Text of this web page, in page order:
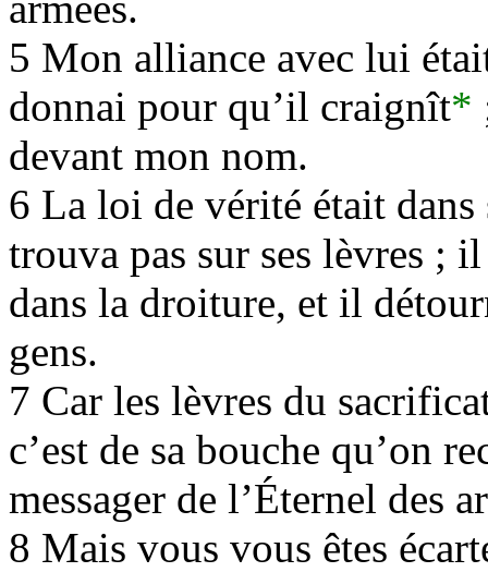
5 Mon alliance avec lui
donnai pour qu’il craignît*
devant mon nom.
6 La loi de vérité était dans
trouva pas sur ses lèvres ;
dans la droiture, et il
gens.
7 Car les lèvres du
c’est de sa bouche qu’on
messager de l’Éternel des
8 Mais vous vous êtes